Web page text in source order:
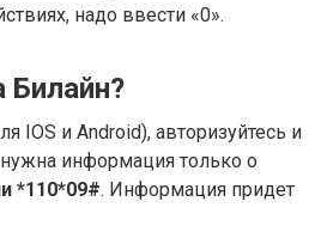
надо ввести «0».
Билайн?
IOS и Android), авторизуйтесь и
информация только о
*110*09#. Информация придет